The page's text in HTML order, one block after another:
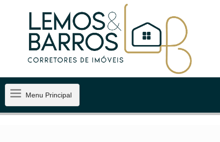
MenuMenu Principal